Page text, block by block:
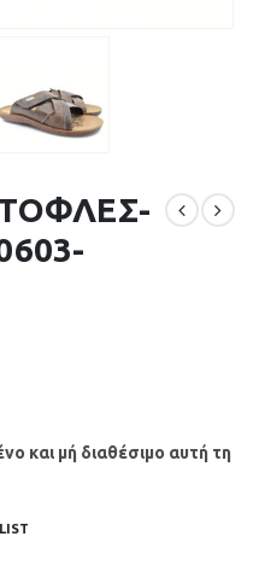
και μή διαθέσιμο αυτή τη